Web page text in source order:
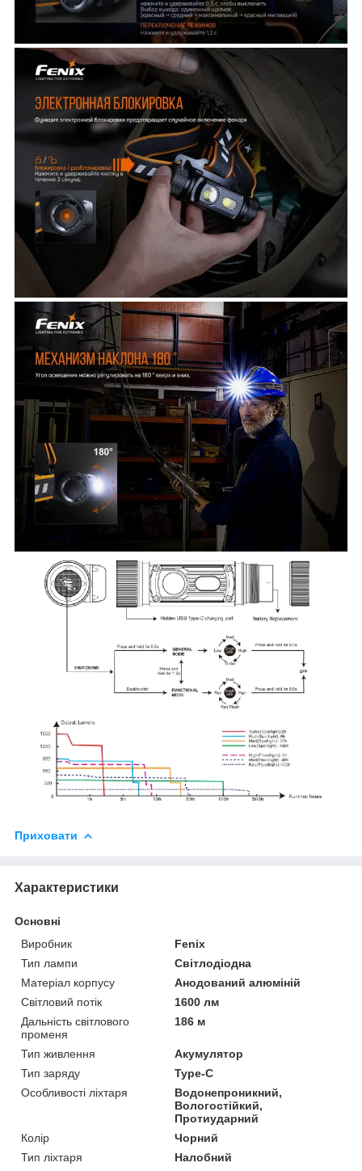
Приховати
Характеристики
Основні
Виробник
Fenix
Тип лампи
Світлодіодна
Матеріал корпусу
Анодований алюміній
Світловий потік
1600 лм
Дальність світлового
променя
186 м
Тип живлення
Акумулятор
Тип заряду
Type-C
Особливості ліхтаря
Водонепроникний,
Вологостійкий,
Протиударний
Колір
Чорний
Тип ліхтаря
Налобний